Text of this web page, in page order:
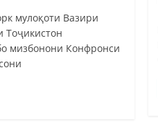
мулоқоти Вазири
Тоҷикистон
мизбонони Конфронси